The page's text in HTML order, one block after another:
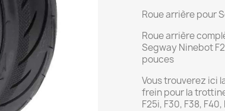
Roue arrière pour
Roue arrière
Segway Ninebot
pouces
Vous trouverez ici
frein pour la
F25i, F30, F38,